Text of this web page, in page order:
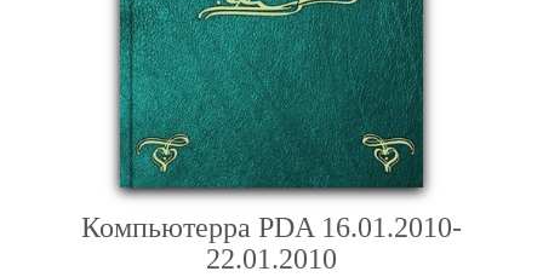
Компьютерра PDA 16.01.2010-
22.01.2010